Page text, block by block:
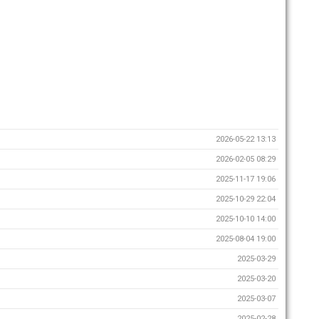
2026-05-22 13:13
2026-02-05 08:29
2025-11-17 19:06
2025-10-29 22:04
2025-10-10 14:00
2025-08-04 19:00
2025-03-29
2025-03-20
2025-03-07